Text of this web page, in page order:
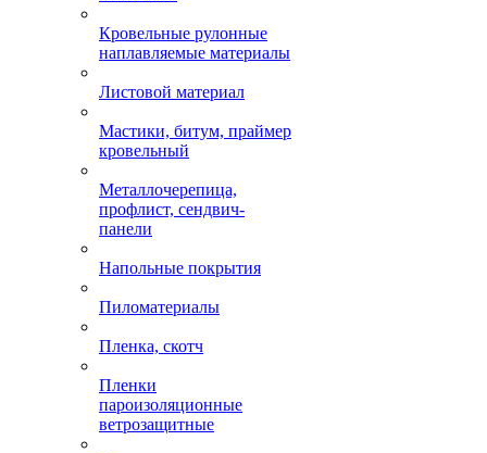
Кровельные рулонные
наплавляемые материалы
Листовой материал
Мастики, битум, праймер
кровельный
Металлочерепица,
профлист, сендвич-
панели
Напольные покрытия
Пиломатериалы
Пленка, скотч
Пленки
пароизоляционные
ветрозащитные